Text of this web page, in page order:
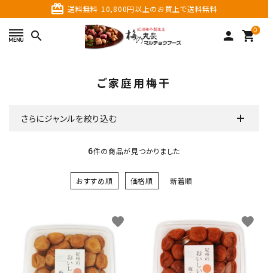
card_giftcard 送料無料 10,800円以上のお買上で送料無料
search person 0
shopping_cart
search
価格から探す
ご利用ガイド
ご家庭用梅干
さらにジャンルを絞り込む
6件の商品が見つかりました
おすすめ順 価格順 新着順
favorite favorite